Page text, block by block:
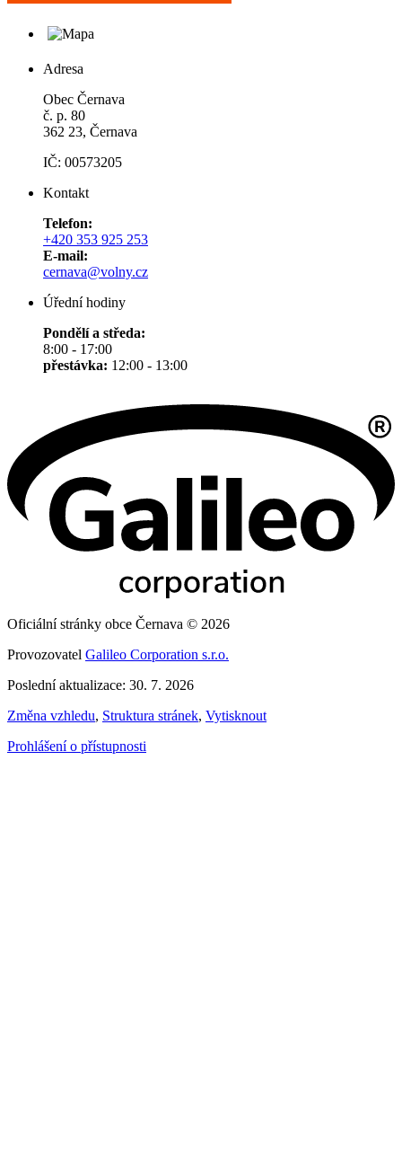
Adresa
Obec Černava
č. p. 80
362 23, Černava
IČ: 00573205
Kontakt
Telefon:
+420 353 925 253
E-mail:
cernava@volny.cz
Úřední hodiny
Pondělí a středa:
8:00 - 17:00
přestávka: 12:00 - 13:00
Oficiální stránky obce Černava © 2026
Provozovatel Galileo Corporation s.r.o.
Poslední aktualizace: 30. 7. 2026
Změna vzhledu, Struktura stránek, Vytisknout
Prohlášení o přístupnosti